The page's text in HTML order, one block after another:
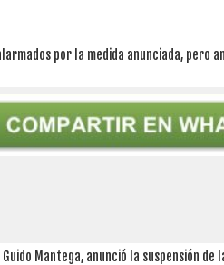
por la medida anunciada, pero
Mantega, anunció la suspensión